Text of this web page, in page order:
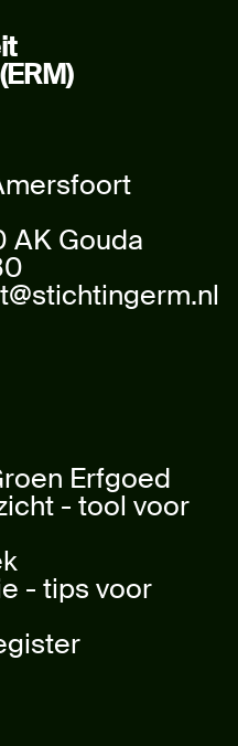
AK Gouda
Erfgoed
- tool voor
- tips voor